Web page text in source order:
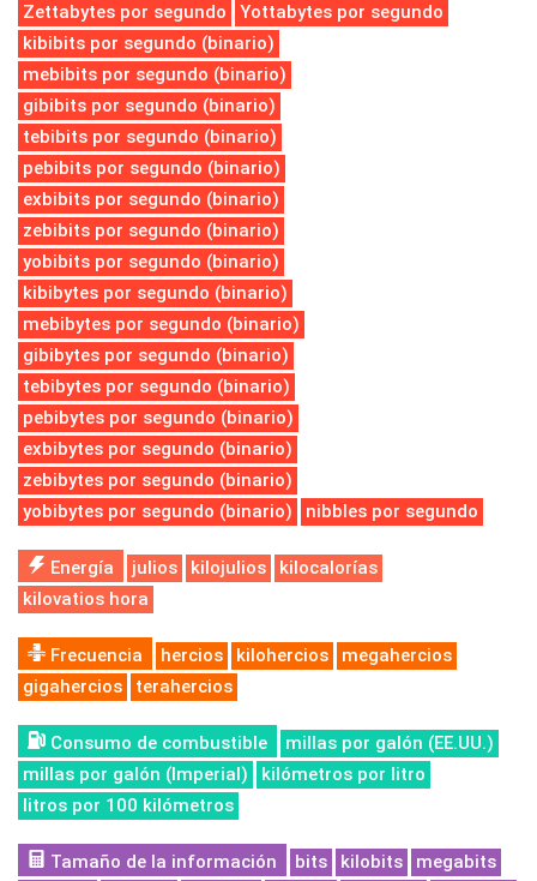
Zettabytes por segundo
Yottabytes por segundo
kibibits por segundo (binario)
mebibits por segundo (binario)
gibibits por segundo (binario)
tebibits por segundo (binario)
pebibits por segundo (binario)
exbibits por segundo (binario)
zebibits por segundo (binario)
yobibits por segundo (binario)
kibibytes por segundo (binario)
mebibytes por segundo (binario)
gibibytes por segundo (binario)
tebibytes por segundo (binario)
pebibytes por segundo (binario)
exbibytes por segundo (binario)
zebibytes por segundo (binario)
yobibytes por segundo (binario)
nibbles por segundo
Energía julios kilojulios
kilocalorías
kilovatios hora
Frecuencia hercios kilohercios
megahercios
gigahercios
terahercios
Consumo de combustible
millas por galón (EE.UU.)
millas por galón (Imperial)
kilómetros por litro
litros por 100 kilómetros
Tamaño de la información bits kilobits
megabits